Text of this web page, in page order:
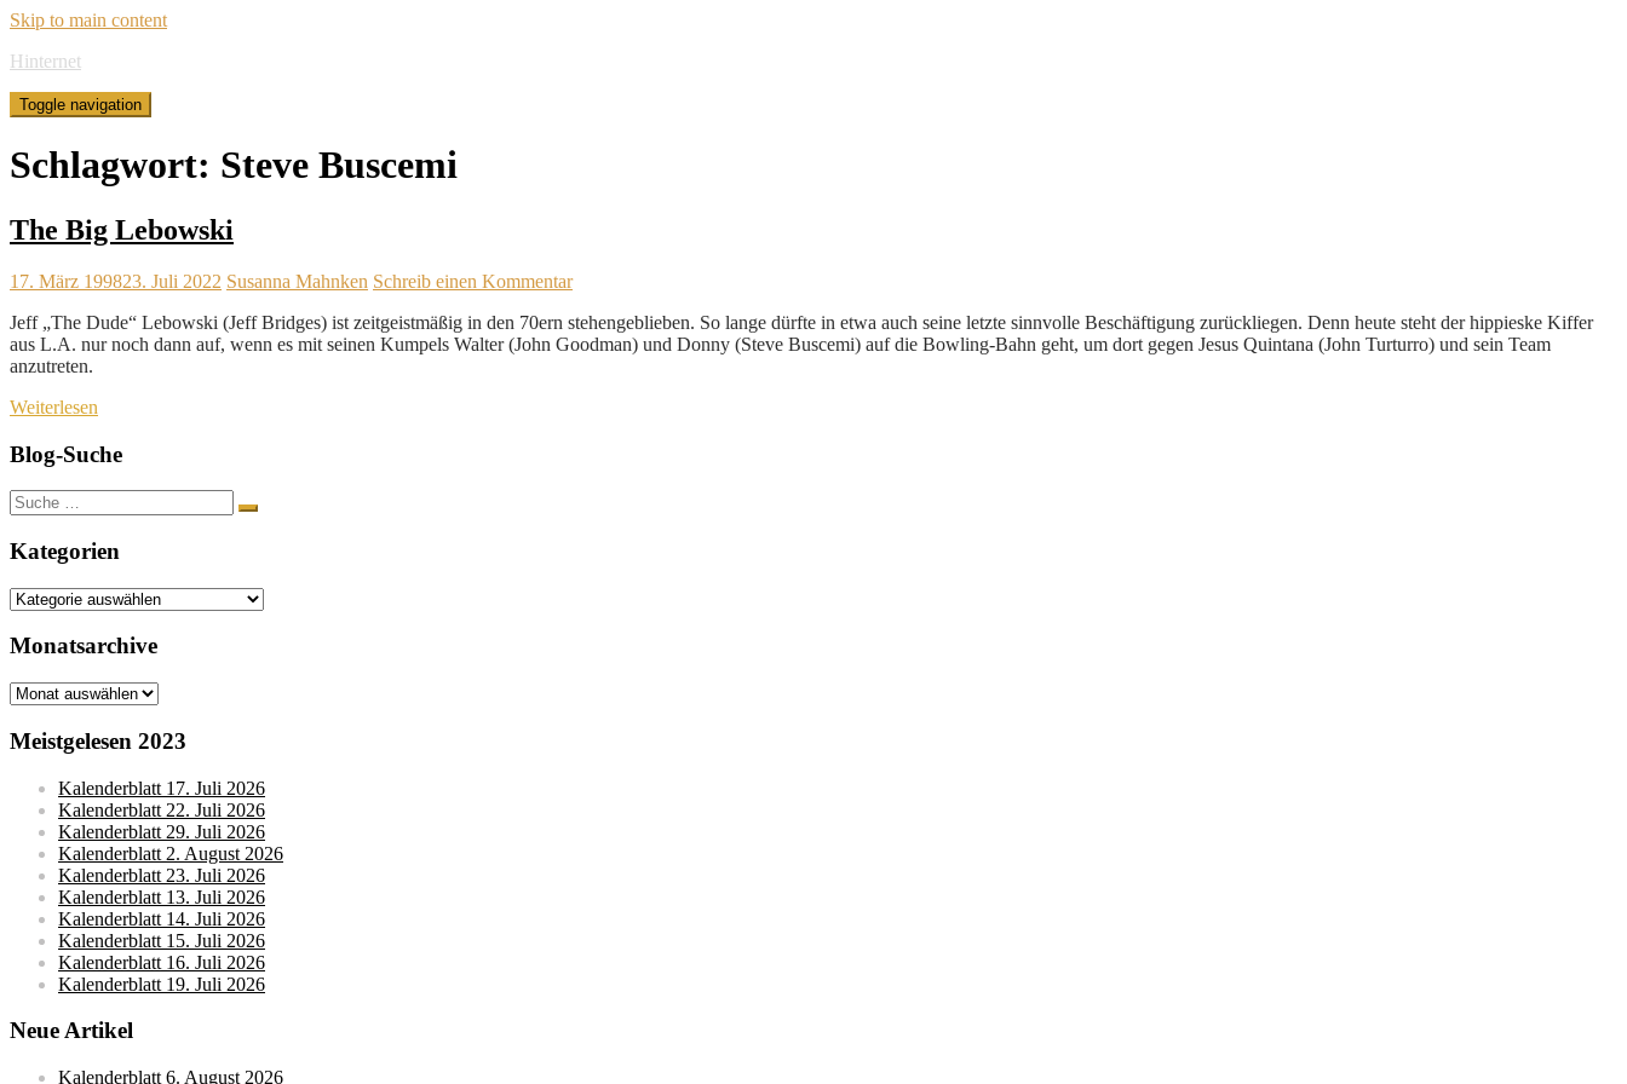
Skip to main content
Hinternet
Toggle navigation
Schlagwort: Steve Buscemi
The Big Lebowski
17. März 199823. Juli 2022 Susanna Mahnken Schreib einen Kommentar
Jeff „The Dude“ Lebowski (Jeff Bridges) ist zeitgeistmäßig in den 70ern stehengeblieben. So lange dürfte in etwa auch seine letzte sinnvolle Beschäftigung zurückliegen. Denn heute steht der hippieske Kiffer
aus L.A. nur noch dann auf, wenn es mit seinen Kumpels Walter (John Goodman) und Donny (Steve Buscemi) auf die Bowling-Bahn geht, um dort gegen Jesus Quintana (John Turturro) und sein Team
anzutreten.
Weiterlesen
Blog-Suche
Suche
nach:
Kategorien
Kategorien
Monatsarchive
Monatsarchive
Meistgelesen 2023
Kalenderblatt 17. Juli 2026
Kalenderblatt 22. Juli 2026
Kalenderblatt 29. Juli 2026
Kalenderblatt 2. August 2026
Kalenderblatt 23. Juli 2026
Kalenderblatt 13. Juli 2026
Kalenderblatt 14. Juli 2026
Kalenderblatt 15. Juli 2026
Kalenderblatt 16. Juli 2026
Kalenderblatt 19. Juli 2026
Neue Artikel
Kalenderblatt 6. August 2026